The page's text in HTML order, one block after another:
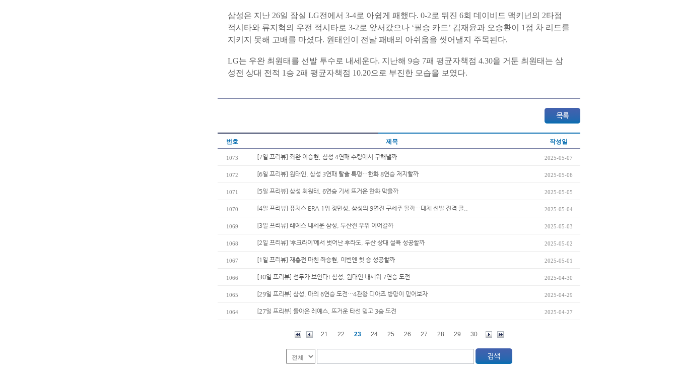
삼성은 지난 26일 잠실 LG전에서 3-4로 아쉽게 패했다. 0-2로 뒤진 6회 데이비드 맥키넌의 2타점
적시타와 류지혁의 우전 적시타로 3-2로 앞서갔으나 ‘필승 카드’ 김재윤과 오승환이 1점 차 리드를
지키지 못해 고배를 마셨다. 원태인이 전날 패배의 아쉬움을 씻어낼지 주목된다.
LG는 우완 최원태를 선발 투수로 내세운다. 지난해 9승 7패 평균자책점 4.30을 거둔 최원태는 삼
성전 상대 전적 1승 2패 평균자책점 10.20으로 부진한 모습을 보였다.
번호 제목 작성일
1073 [7일 프리뷰] 좌완 이승현, 삼성 4연패 수렁에서 구해낼까 2025-05-07
1072 [6일 프리뷰] 원태인, 삼성 3연패 탈출 특명…한화 8연승 저지할까 2025-05-06
1071 [5일 프리뷰] 삼성 최원태, 6연승 기세 뜨거운 한화 막을까 2025-05-05
1070 [4일 프리뷰] 퓨처스 ERA 1위 정민성, 삼성의 9연전 구세주 될까…대체 선발 전격 콜.. 2025-05-04
1069 [3일 프리뷰] 레예스 내세운 삼성, 두산전 우위 이어갈까 2025-05-03
1068 [2일 프리뷰] ‘후크라이’에서 벗어난 후라도, 두산 상대 설욕 성공할까 2025-05-02
1067 [1일 프리뷰] 재충전 마친 좌승현, 이번엔 첫 승 성공할까 2025-05-01
1066 [30일 프리뷰] 선두가 보인다! 삼성, 원태인 내세워 7연승 도전 2025-04-30
1065 [29일 프리뷰] 삼성, 마의 6연승 도전…4관왕 디아즈 방망이 믿어보자 2025-04-29
1064 [27일 프리뷰] 돌아온 레예스, 뜨거운 타선 믿고 3승 도전 2025-04-27
21 22 23 24 25 26 27 28 29 30